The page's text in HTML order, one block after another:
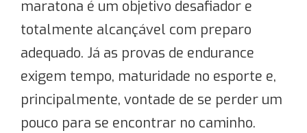
maratona é um objetivo desafiador e
totalmente alcançável com preparo
adequado. Já as provas de endurance
exigem tempo, maturidade no esporte e,
principalmente, vontade de se perder um
pouco para se encontrar no caminho.